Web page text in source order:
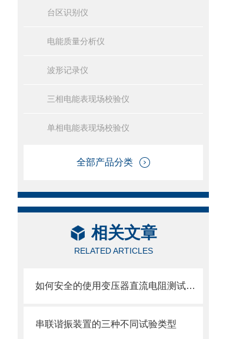
台区识别仪
电能质量分析仪
波形记录仪
三相电能表现场校验仪
单相电能表现场校验仪
全部产品分类
相关文章
RELATED ARTICLES
如何安全的使用变压器直流电阻测试仪？
串联谐振装置的三种不同试验类型